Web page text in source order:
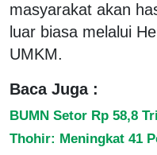
masyarakat akan
luar biasa melalui
UMKM.
Baca Juga :
BUMN Setor Rp 58,8
Thohir: Meningkat 41